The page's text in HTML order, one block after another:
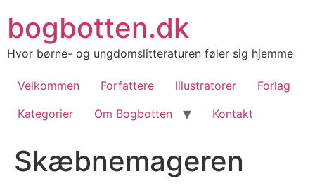
indhold
bogbotten.dk
Hvor børne- og ungdomslitteraturen føler sig hjemme
Velkommen Forfattere Illustratorer
Forlag
Kategorier
Om Bogbotten Kontakt
Skæbnemageren